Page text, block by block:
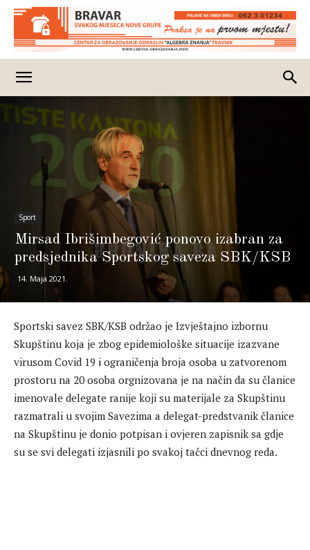
Sport
Mirsad Ibrišimbegović ponovo izabran za
predsjednika Sportskog saveza SBK/KSB
14. Maja 2021.
Sportski savez SBK/KSB održao je Izvještajno izbornu
Skupštinu koja je zbog epidemiološke situacije izazvane
virusom Covid 19 i ograničenja broja osoba u zatvorenom
prostoru na 20 osoba orgnizovana je na način da su članice
imenovale delegate ranije koji su materijale za Skupštinu
razmatrali u svojim Savezima a delegat-predstvanik članice
na Skupštinu je donio potpisan i ovjeren zapisnik sa gdje
su se svi delegati izjasnili po svakoj tačci dnevnog reda.